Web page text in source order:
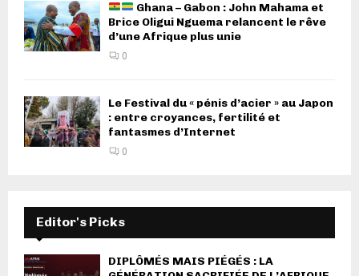
Ghana – Gabon : John Mahama et
Brice Oligui Nguema relancent le rêve
d’une Afrique plus unie
0
Le Festival du « pénis d’acier » au Japon
: entre croyances, fertilité et
fantasmes d’Internet
0
Editor's Picks
DIPLÔMÉS MAIS PIÉGÉS : LA